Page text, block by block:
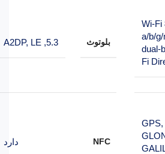
Wi-Fi
a/b/
dual-
Fi
بلوتوث 5.3
,
A2DP, LE
GPS,
NFC دارد